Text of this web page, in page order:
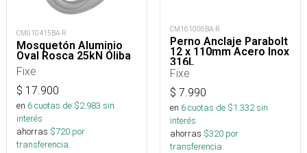
CM010415BA-R
Mosquetón Aluminio
Oval Rosca 25kN Óliba
Fixe
$ 17.900
en 6cuotas de $2.983 sin
interés
ahorras $720 por
transferencia.
CM161006BA-R
Perno Anclaje Parabolt
12 x 110mm Acero Inox
316L
Fixe
$ 7.990
en 6cuotas de $1.332sin
interés
ahorras $320 por
transferencia.